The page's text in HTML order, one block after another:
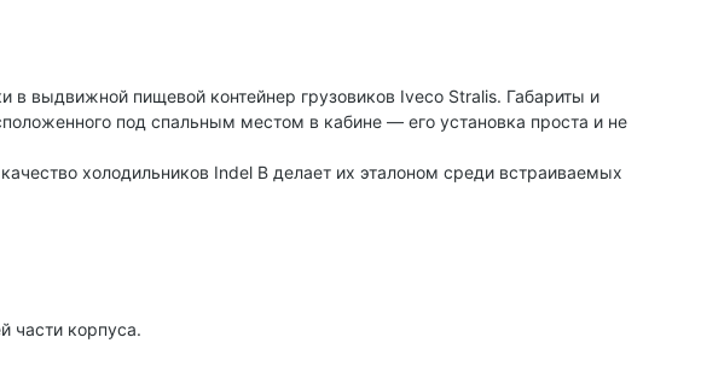
выдвижной пищевой контейнер грузовиков Iveco Stralis. Габариты и
под спальным местом в кабине ― его установка проста и не
холодильников Indel B делает их эталоном среди встраиваемых
части корпуса.